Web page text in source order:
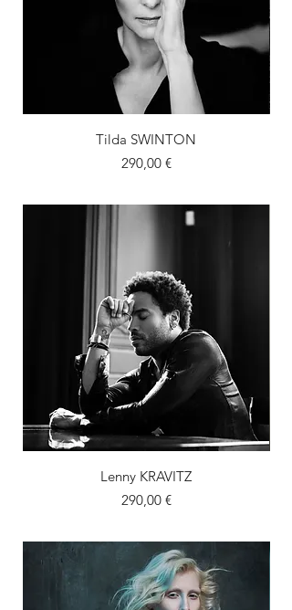
Tilda SWINTON
Prix
290,00 €
Lenny KRAVITZ
Prix
290,00 €